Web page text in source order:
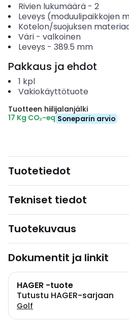
Rivien lukumäärä- 2
Leveys (moduulipaikkojen
Kotelon/suojuksen
Väri- valkoinen
Leveys - 389.5 mm
Pakkaus ja ehdot
1 kpl
Vakiokäyttötuote
Tuotteen hiilijalanjälki
17 Kg CO₂-eq Soneparin arvio
Tuotetiedot
Tekniset tiedot
Tuotekuvaus
Dokumentit ja linkit
HAGER -tuote
Tutustu HAGER-sarjaan
Golf